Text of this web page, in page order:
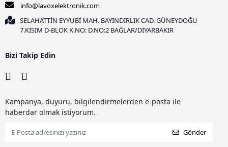
info@lavoxelektronik.com
SELAHATTİN EYYUBİ MAH. BAYINDIRLIK CAD. GÜNEYDOĞU
7.KISIM D-BLOK K.NO: D.NO:2 BAĞLAR/DİYARBAKIR
Bizi Takip Edin
Kampanya, duyuru, bilgilendirmelerden e-posta ile
haberdar olmak istiyorum.
Gönder